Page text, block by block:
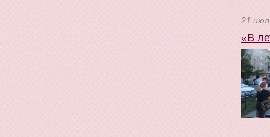
21
«В